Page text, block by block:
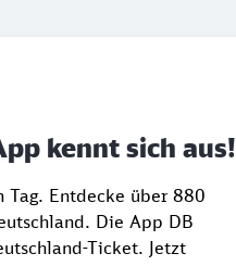
kennt sich aus!
Entdecke über 880
Die App DB
Ticket. Jetzt